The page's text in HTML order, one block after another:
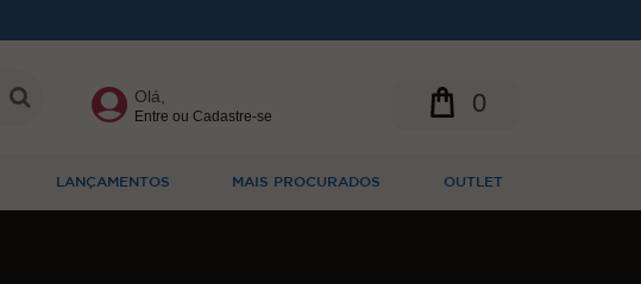
Olá,
Entre ou Cadastre-se 0
LANÇAMENTOS MAIS PROCURADOS OUTLET